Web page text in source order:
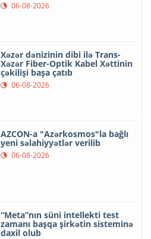
06-08-2026
Xəzər dənizinin dibi ilə Trans-
Xəzər Fiber-Optik Kabel Xəttinin
çəkilişi başa çatıb
06-08-2026
AZCON-a "Azərkosmos"la bağlı
yeni səlahiyyətlər verilib
06-08-2026
“Meta”nın süni intellekti test
zamanı başqa şirkətin sisteminə
daxil olub